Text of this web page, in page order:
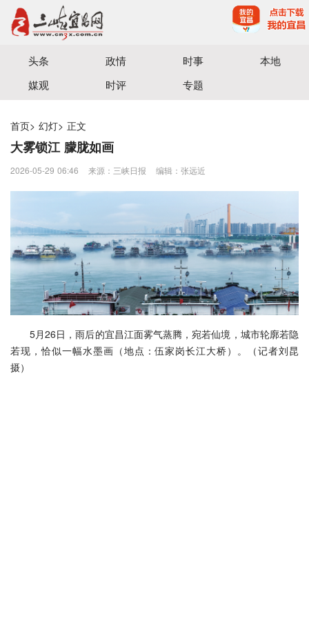
宜昌三峡融媒体中心主办
头条 政情 时事
本地
媒观
时评 专题
首页> 幻灯> 正文
大雾锁江 朦胧如画
2026-05-29 06:46 来源：三峡日报 编辑：张远近
5月26日，雨后的宜昌江面雾气蒸腾，宛若仙境，城市轮廓若隐
若现，恰似一幅水墨画（地点：伍家岗长江大桥）。（记者刘昆
摄）